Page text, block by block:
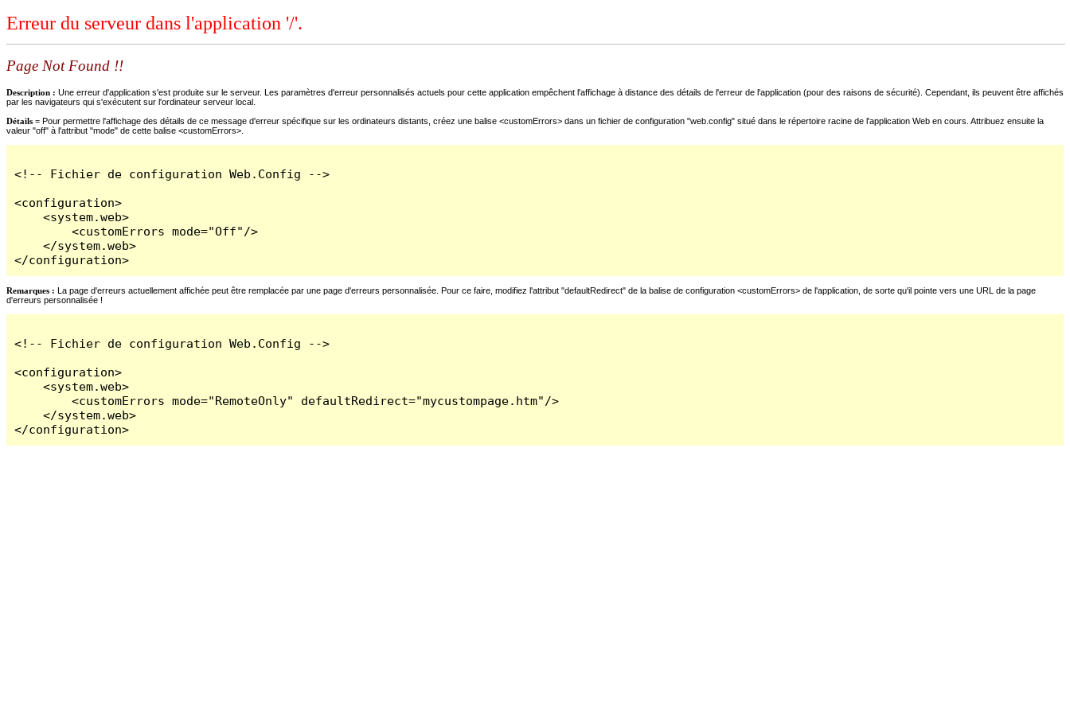
Erreur du serveur dans l'application '/'.
Page Not Found !!
Description : Une erreur d'application s'est produite sur le serveur. Les paramètres d'erreur personnalisés actuels pour cette application empêchent l'affichage à distance des détails de l'erreur de l'application (pour des raisons de sécurité). Cependant, ils peuvent être affichés
par les navigateurs qui s'exécutent sur l'ordinateur serveur local.
Détails = Pour permettre l'affichage des détails de ce message d'erreur spécifique sur les ordinateurs distants, créez une balise <customErrors> dans un fichier de configuration "web.config" situé dans le répertoire racine de l'application Web en cours. Attribuez ensuite la
valeur "off" à l'attribut "mode" de cette balise <customErrors>.
<!-- Fichier de configuration Web.Config -->
<configuration>
    <system.web>
        <customErrors mode="Off"/>
    </system.web>
</configuration>
Remarques : La page d'erreurs actuellement affichée peut être remplacée par une page d'erreurs personnalisée. Pour ce faire, modifiez l'attribut "defaultRedirect" de la balise de configuration <customErrors> de l'application, de sorte qu'il pointe vers une URL de la page
d'erreurs personnalisée !
<!-- Fichier de configuration Web.Config -->
<configuration>
    <system.web>
        <customErrors mode="RemoteOnly" defaultRedirect="mycustompage.htm"/>
    </system.web>
</configuration>